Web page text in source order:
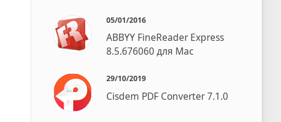
05/01/2016
ABBYY FineReader Express
8.5.676060 для Mac
29/10/2019
Cisdem PDF Converter 7.1.0